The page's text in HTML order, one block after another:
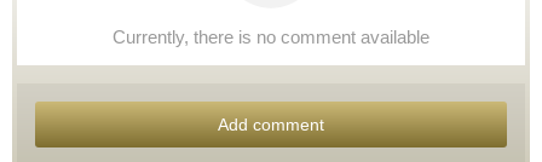
Currently, there is no comment available
Add comment